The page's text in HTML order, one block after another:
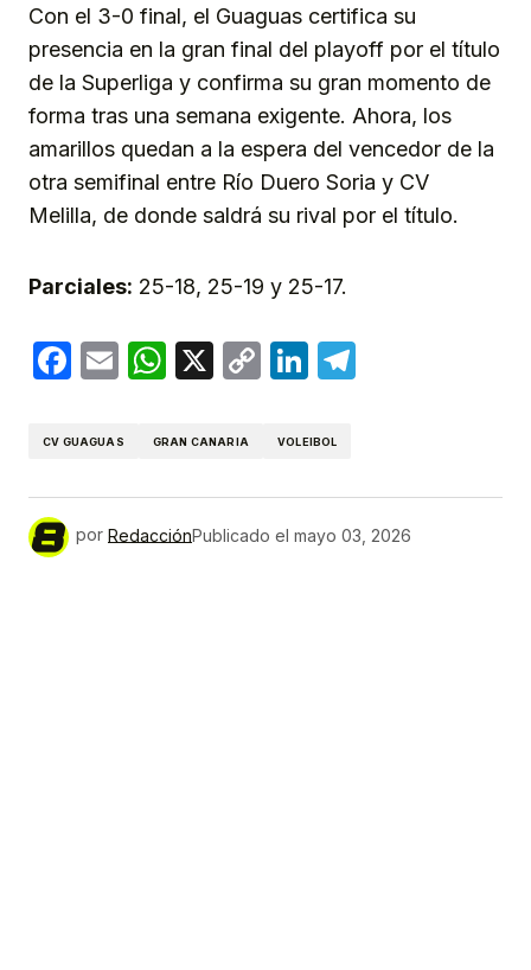
Con el 3-0 final, el Guaguas certifica su
presencia en la gran final del playoff por el título
de la Superliga y confirma su gran momento de
forma tras una semana exigente. Ahora, los
amarillos quedan a la espera del vencedor de la
otra semifinal entre Río Duero Soria y CV
Melilla, de donde saldrá su rival por el título.
Parciales: 25-18, 25-19 y 25-17.
Facebook
EmailWhatsApp
X
CopyLinkedIn
CV GUAGUAS GRAN CANARIA VOLEIBOL
por RedacciónPublicado el mayo 03, 2026